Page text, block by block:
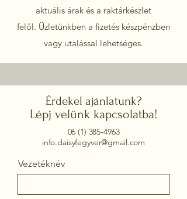
aktuális árak és a raktárkészlet
felől. Üzletünkben a fizetés készpénzben
vagy utalással lehetséges.
Érdekel ajánlatunk?
Lépj velünk kapcsolatba!
06 (1) 385-4963
info.daisyfegyver@gmail.com
Vezetéknév